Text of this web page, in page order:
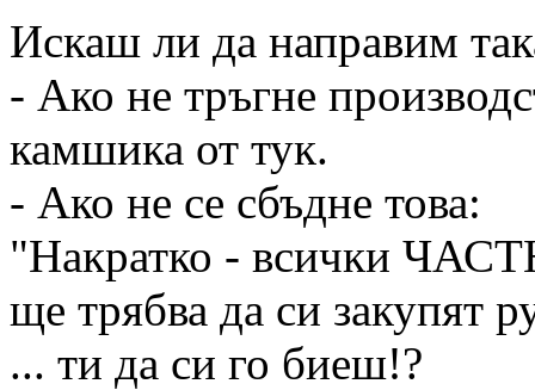
Искаш ли да направим
- Ако не тръгне
камшика от тук.
- Ако не се сбъдне това:
"Накратко - всички
ще трябва да си закупят
... ти да си го биеш!?